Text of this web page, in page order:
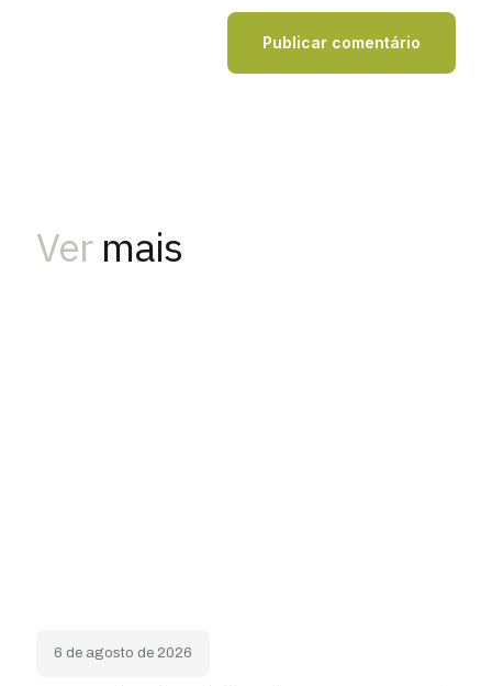
Ver mais
6 de agosto de 2026